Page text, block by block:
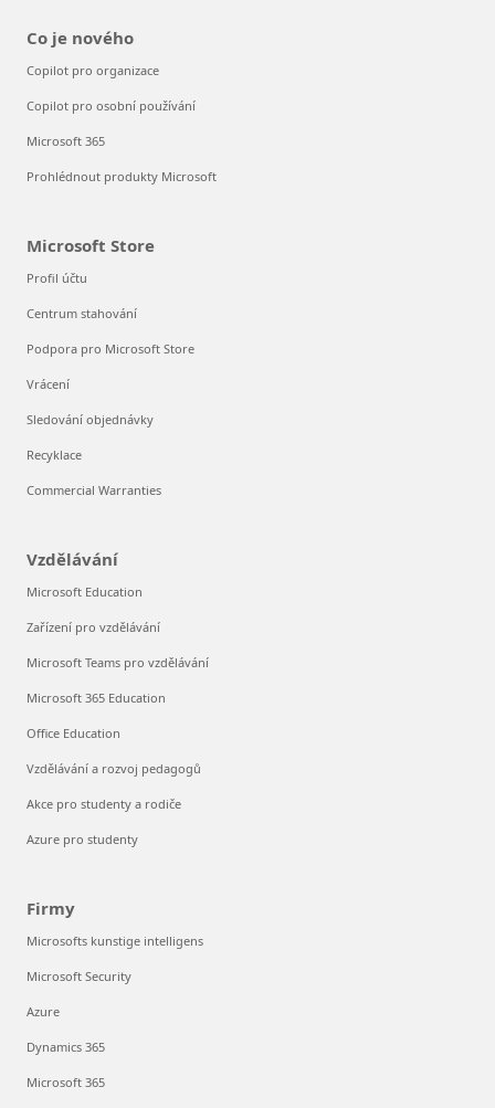
Co je nového
Copilot pro organizace
Copilot pro osobní používání
Microsoft 365
Prohlédnout produkty Microsoft
Microsoft Store
Profil účtu
Centrum stahování
Podpora pro Microsoft Store
Vrácení
Sledování objednávky
Recyklace
Commercial Warranties
Vzdělávání
Microsoft Education
Zařízení pro vzdělávání
Microsoft Teams pro vzdělávání
Microsoft 365 Education
Office Education
Vzdělávání a rozvoj pedagogů
Akce pro studenty a rodiče
Azure pro studenty
Firmy
Microsofts kunstige intelligens
Microsoft Security
Azure
Dynamics 365
Microsoft 365